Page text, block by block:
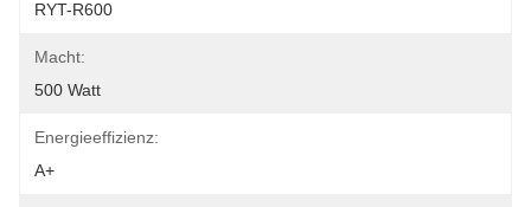
RYT-R600
Macht:
500 Watt
Energieeffizienz:
A+